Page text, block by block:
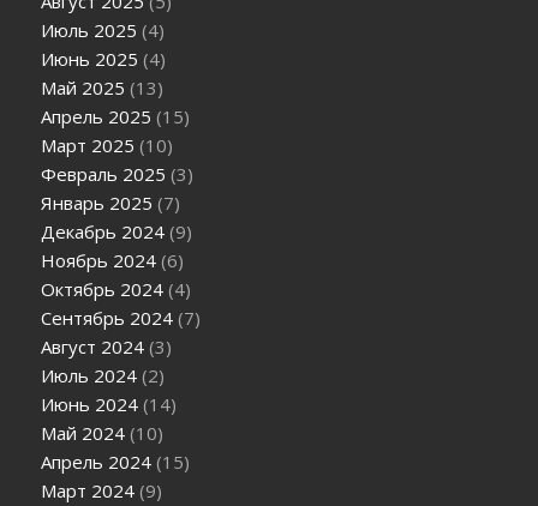
Июль 2025 (4)
Июнь 2025 (4)
Май 2025 (13)
Апрель 2025 (15)
Март 2025 (10)
Февраль 2025 (3)
Январь 2025 (7)
Декабрь 2024 (9)
Ноябрь 2024 (6)
Октябрь 2024 (4)
Сентябрь 2024 (7)
Август 2024 (3)
Июль 2024 (2)
Июнь 2024 (14)
Май 2024 (10)
Апрель 2024 (15)
Март 2024 (9)